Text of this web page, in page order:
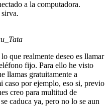
a la computadora.
que realmente deseo es llamar
fijo. Para ello he visto
llamas gratuitamente a
caso por ejemplo, eso si, previo
creo para multitud de
caduca ya, pero no lo se aun